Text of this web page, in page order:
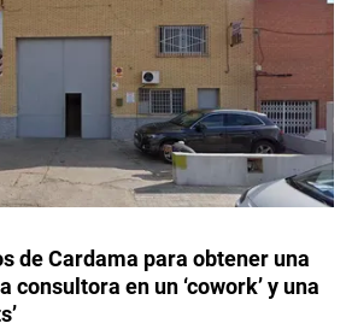
de Cardama para obtener una
consultora en un ‘cowork’ y una